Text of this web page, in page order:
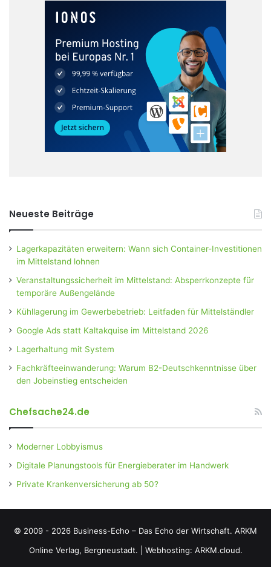
Neueste Beiträge
Lagerkapazitäten erweitern: Wann sich Container-Investitionen
im Mittelstand lohnen
Veranstaltungssicherheit im Mittelstand: Absperrkonzepte für
temporäre Außengelände
Kühllagerung im Gewerbebetrieb: Leitfaden für Mittelständler
Google Ads statt Kaltakquise im Mittelstand 2026
Lagerhaltung mit System
Fachkräfteeinwanderung: Warum B2-Deutschkenntnisse über
den Jobeinstieg entscheiden
Chefsache24.de
Moderner Lobbyismus
Digitale Planungstools für Energieberater im Handwerk
Private Krankenversicherung ab 50?
© 2009 - 2026 Business-Echo – Das Echo der Wirtschaft. ARKM
Online Verlag, Bergneustadt.
Webhosting: ARKM.cloud.